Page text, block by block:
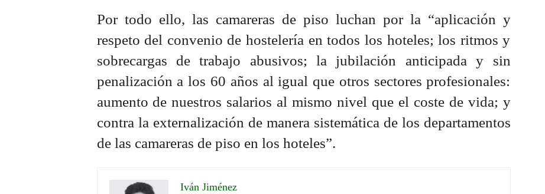
Por todo ello, las camareras de piso luchan por la “aplicación y
respeto del convenio de hostelería en todos los hoteles; los ritmos y
sobrecargas de trabajo abusivos; la jubilación anticipada y sin
penalización a los 60 años al igual que otros sectores profesionales:
aumento de nuestros salarios al mismo nivel que el coste de vida; y
contra la externalización de manera sistemática de los departamentos
de las camareras de piso en los hoteles”.
Iván Jiménez